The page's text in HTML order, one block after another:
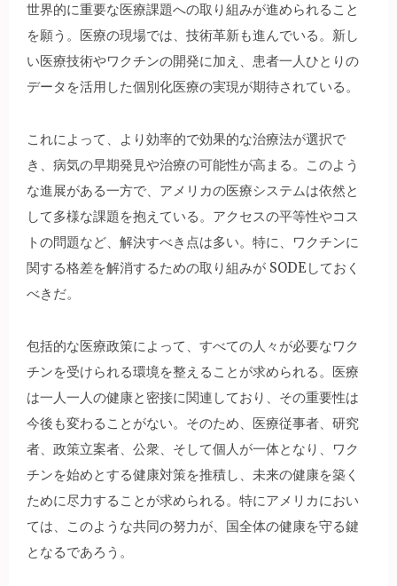
世界的に重要な医療課題への取り組みが進められること
を願う。医療の現場では、技術革新も進んでいる。新し
い医療技術やワクチンの開発に加え、患者一人ひとりの
データを活用した個別化医療の実現が期待されている。
これによって、より効率的で効果的な治療法が選択で
き、病気の早期発見や治療の可能性が高まる。このよう
な進展がある一方で、アメリカの医療システムは依然と
して多様な課題を抱えている。アクセスの平等性やコス
トの問題など、解決すべき点は多い。特に、ワクチンに
関する格差を解消するための取り組みが SODEしておく
べきだ。
包括的な医療政策によって、すべての人々が必要なワク
チンを受けられる環境を整えることが求められる。医療
は一人一人の健康と密接に関連しており、その重要性は
今後も変わることがない。そのため、医療従事者、研究
者、政策立案者、公衆、そして個人が一体となり、ワク
チンを始めとする健康対策を推積し、未来の健康を築く
ために尽力することが求められる。特にアメリカにおい
ては、このような共同の努力が、国全体の健康を守る鍵
となるであろう。